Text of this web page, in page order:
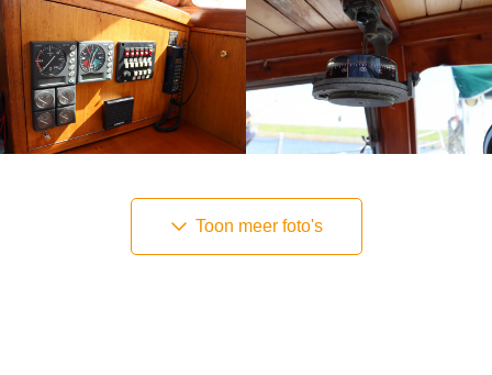
Toon meer foto's